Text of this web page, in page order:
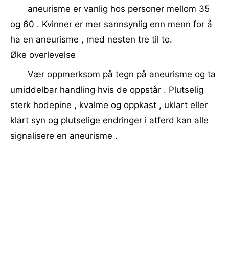
aneurisme er vanlig hos personer mellom 35
og 60 . Kvinner er mer sannsynlig enn menn for å
ha en aneurisme , med nesten tre til to.
Øke overlevelse
Vær oppmerksom på tegn på aneurisme og ta
umiddelbar handling hvis de oppstår . Plutselig
sterk hodepine , kvalme og oppkast , uklart eller
klart syn og plutselige endringer i atferd kan alle
signalisere en aneurisme .